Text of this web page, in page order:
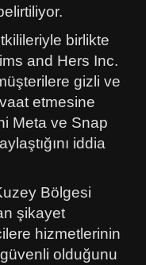
birlikte
and Hers Inc.
gizli ve
etmesine
Meta ve Snap
iddia
Bölgesi
şikayet
hizmetlerinin
olduğunu